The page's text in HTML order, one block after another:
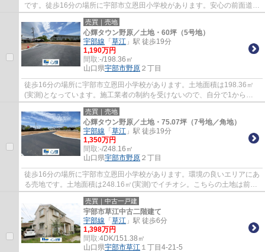
です。徒歩16分の場所に宇部市立恩田小学校があります。安心の前面道路
6m以上の条件を備えております。土地の購...
売買｜売地
心輝タウン野原／土地・60坪（5号地）
宇部線 「 草江 」駅 徒歩19分
1,190万円
間取:-/198.36㎡
山口県宇部市野原 ２丁目
徒歩16分の場所に宇部市立恩田小学校があります。土地面積は198.36㎡
(実測)となっています。施工業者の制約を受けないので、自分で1から間
取りを考えられる建築条件無し。心輝がお奨め...
売買｜売地
心輝タウン野原／土地・75.07坪（7号地／角地）
宇部線 「 草江 」駅 徒歩19分
1,350万円
間取:-/248.16㎡
山口県宇部市野原 ２丁目
徒歩16分の場所に宇部市立恩田小学校があります。環境の良いエリアにあ
る売地です。土地面積は248.16㎡(実測)でイチオシ。こちらの土地は前面
道路6m以上です。info@shinki-yamaguchi.j...
売買｜中古一戸建
宇部市草江中古二階建て
宇部線 「 草江 」駅 徒歩6分
1,398万円
間取:4DK/151.38㎡
山口県宇部市草江 １丁目4-21-5